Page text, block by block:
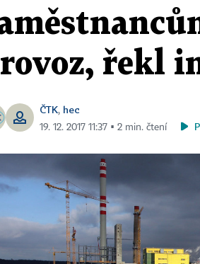
řekl
ČTK, hec
19. 12. 2017 11:37 ▪ 2 min. čtení